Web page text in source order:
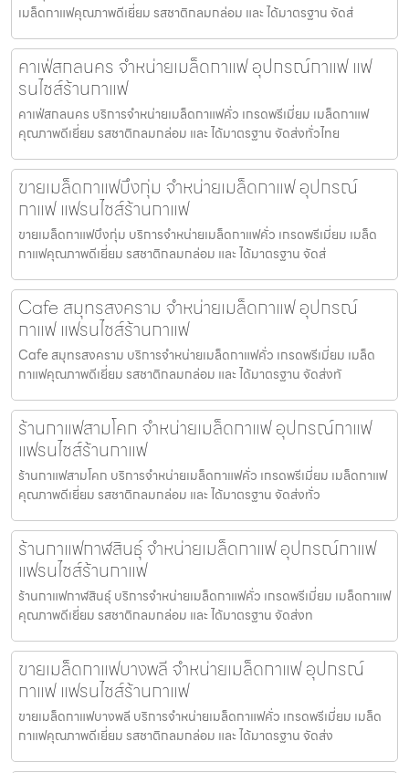
เมล็ดกาแฟคุณภาพดีเยี่ยม รสชาติกลมกล่อม และ ได้มาตรฐาน จัดส่
คาเฟ่สกลนคร จำหน่ายเมล็ดกาแฟ อุปกรณ์กาแฟ แฟ
รนไชส์ร้านกาแฟ
คาเฟ่สกลนคร บริการจำหน่ายเมล็ดกาแฟคั่ว เกรดพรีเมี่ยม เมล็ดกาแฟ
คุณภาพดีเยี่ยม รสชาติกลมกล่อม และ ได้มาตรฐาน จัดส่งทั่วไทย
ขายเมล็ดกาแฟบึงกุ่ม จำหน่ายเมล็ดกาแฟ อุปกรณ์
กาแฟ แฟรนไชส์ร้านกาแฟ
ขายเมล็ดกาแฟบึงกุ่ม บริการจำหน่ายเมล็ดกาแฟคั่ว เกรดพรีเมี่ยม เมล็ด
กาแฟคุณภาพดีเยี่ยม รสชาติกลมกล่อม และ ได้มาตรฐาน จัดส่
Cafe สมุทรสงคราม จำหน่ายเมล็ดกาแฟ อุปกรณ์
กาแฟ แฟรนไชส์ร้านกาแฟ
Cafe สมุทรสงคราม บริการจำหน่ายเมล็ดกาแฟคั่ว เกรดพรีเมี่ยม เมล็ด
กาแฟคุณภาพดีเยี่ยม รสชาติกลมกล่อม และ ได้มาตรฐาน จัดส่งทั
ร้านกาแฟสามโคก จำหน่ายเมล็ดกาแฟ อุปกรณ์กาแฟ
แฟรนไชส์ร้านกาแฟ
ร้านกาแฟสามโคก บริการจำหน่ายเมล็ดกาแฟคั่ว เกรดพรีเมี่ยม เมล็ดกาแฟ
คุณภาพดีเยี่ยม รสชาติกลมกล่อม และ ได้มาตรฐาน จัดส่งทั่ว
ร้านกาแฟกาฬสินธุ์ จำหน่ายเมล็ดกาแฟ อุปกรณ์กาแฟ
แฟรนไชส์ร้านกาแฟ
ร้านกาแฟกาฬสินธุ์ บริการจำหน่ายเมล็ดกาแฟคั่ว เกรดพรีเมี่ยม เมล็ดกาแฟ
คุณภาพดีเยี่ยม รสชาติกลมกล่อม และ ได้มาตรฐาน จัดส่งท
ขายเมล็ดกาแฟบางพลี จำหน่ายเมล็ดกาแฟ อุปกรณ์
กาแฟ แฟรนไชส์ร้านกาแฟ
ขายเมล็ดกาแฟบางพลี บริการจำหน่ายเมล็ดกาแฟคั่ว เกรดพรีเมี่ยม เมล็ด
กาแฟคุณภาพดีเยี่ยม รสชาติกลมกล่อม และ ได้มาตรฐาน จัดส่ง